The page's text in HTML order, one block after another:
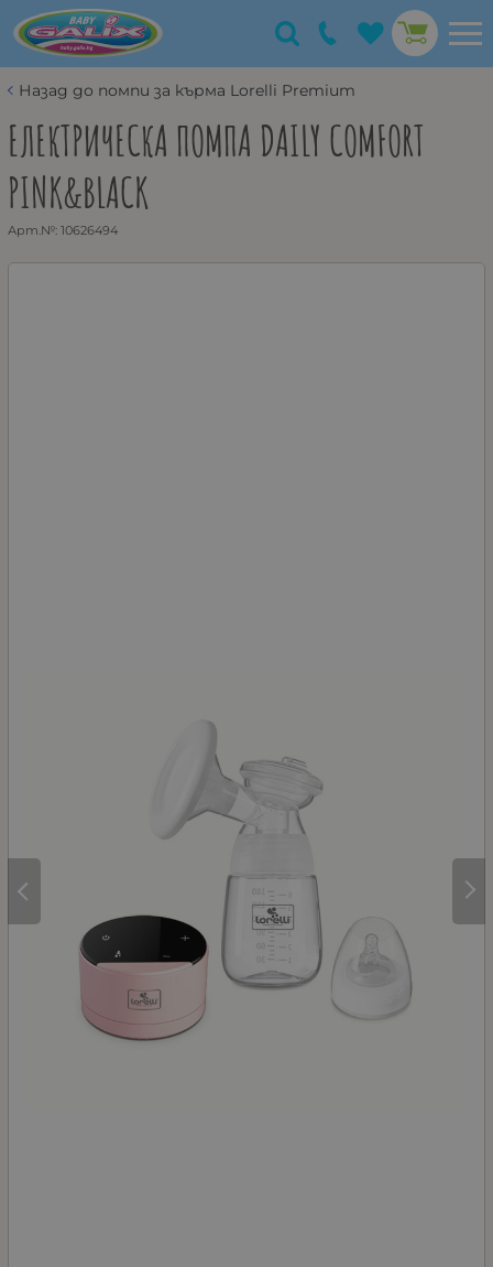
Назад до помпи за кърма Lorelli Premium
ЕЛЕКТРИЧЕСКА ПОМПА DAILY COMFORT
PINK&BLACK
Арт.№: 10626494